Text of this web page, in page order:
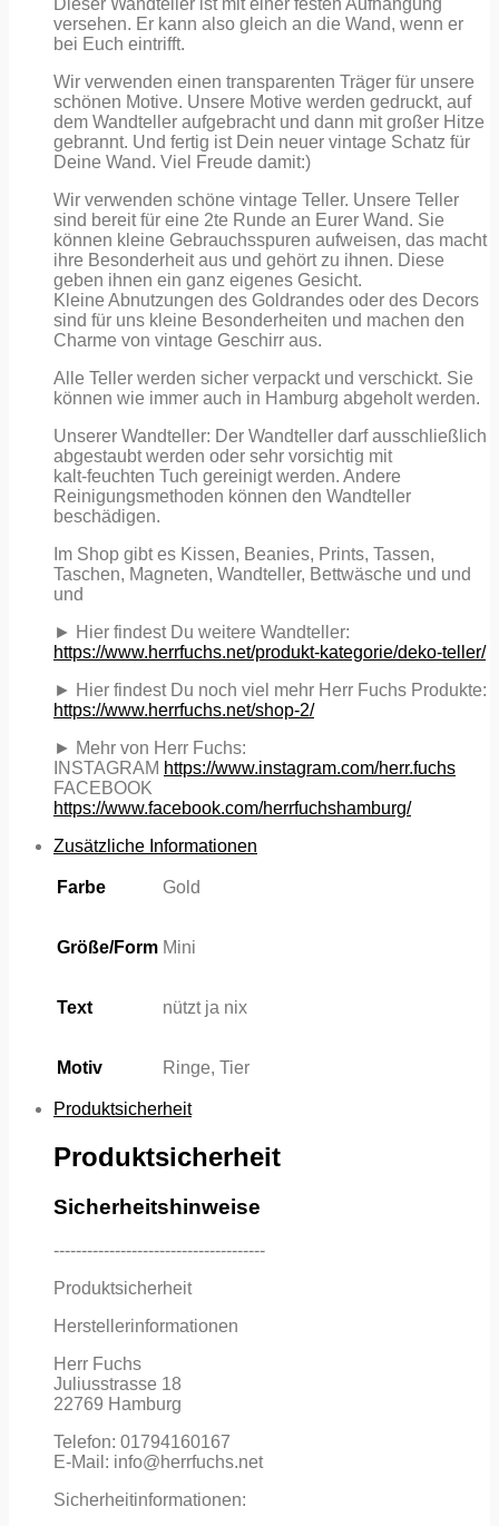
Dieser Wandteller ist mit einer festen Aufhängung
versehen. Er kann also gleich an die Wand, wenn er
bei Euch eintrifft.
Wir verwenden einen transparenten Träger für unsere
schönen Motive. Unsere Motive werden gedruckt, auf
dem Wandteller aufgebracht und dann mit großer Hitze
gebrannt. Und fertig ist Dein neuer vintage Schatz für
Deine Wand. Viel Freude damit:)
Wir verwenden schöne vintage Teller. Unsere Teller
sind bereit für eine 2te Runde an Eurer Wand. Sie
können kleine Gebrauchsspuren aufweisen, das macht
ihre Besonderheit aus und gehört zu ihnen. Diese
geben ihnen ein ganz eigenes Gesicht.
Kleine Abnutzungen des Goldrandes oder des Decors
sind für uns kleine Besonderheiten und machen den
Charme von vintage Geschirr aus.
Alle Teller werden sicher verpackt und verschickt. Sie
können wie immer auch in Hamburg abgeholt werden.
Unserer Wandteller: Der Wandteller darf ausschließlich
abgestaubt werden oder sehr vorsichtig mit
kalt-feuchten Tuch gereinigt werden. Andere
Reinigungsmethoden können den Wandteller
beschädigen.
Im Shop gibt es Kissen, Beanies, Prints, Tassen,
Taschen, Magneten, Wandteller, Bettwäsche und und
und
► Hier findest Du weitere Wandteller:
https://www.herrfuchs.net/produkt-kategorie/deko-teller/
► Hier findest Du noch viel mehr Herr Fuchs Produkte:
https://www.herrfuchs.net/shop-2/
► Mehr von Herr Fuchs:
INSTAGRAM https://www.instagram.com/herr.fuchs
FACEBOOK
https://www.facebook.com/herrfuchshamburg/
Zusätzliche Informationen
Farbe Gold
Größe/Form Mini
Text nützt ja nix
Motiv Ringe, Tier
Produktsicherheit
Produktsicherheit
Sicherheitshinweise
--------------------------------------
Produktsicherheit
Herstellerinformationen
Herr Fuchs
Juliusstrasse 18
22769 Hamburg
Telefon: 01794160167
E-Mail: info@herrfuchs.net
Sicherheitinformationen: